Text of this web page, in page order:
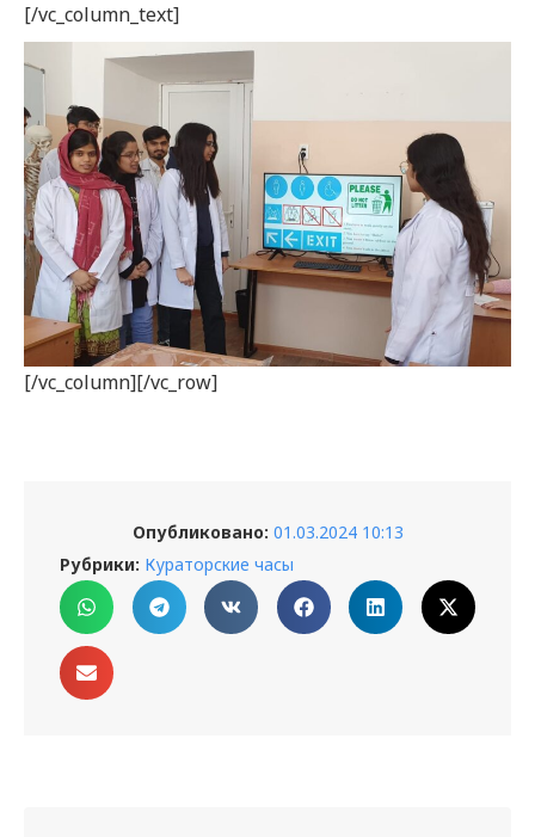
[/vc_column_text]
[/vc_column][/vc_row]
Опубликовано: 01.03.2024 10:13
Рубрики: Кураторские часы